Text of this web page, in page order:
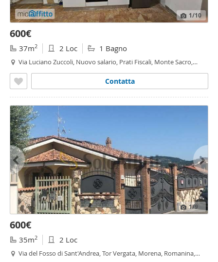
1/10
600€
37m2 2 Loc 1 Bagno
Via Luciano Zuccoli, Nuovo salario, Prati Fiscali, Monte Sacro,
Contatta
1/9
600€
35m2 2 Loc
Via del Fosso di Sant'Andrea, Tor Vergata, Morena, Romanina,